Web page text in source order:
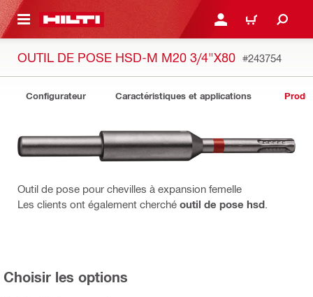
CONTENT CONNEXION OU
PANIER
OUTIL DE POSE HSD-M M20 3/4"X80 #243754
Configurateur Caractéristiques et applications
Outil de pose pour chevilles à expansion femelle
Les clients ont également cherché outil de pose hsd
Choisir les options